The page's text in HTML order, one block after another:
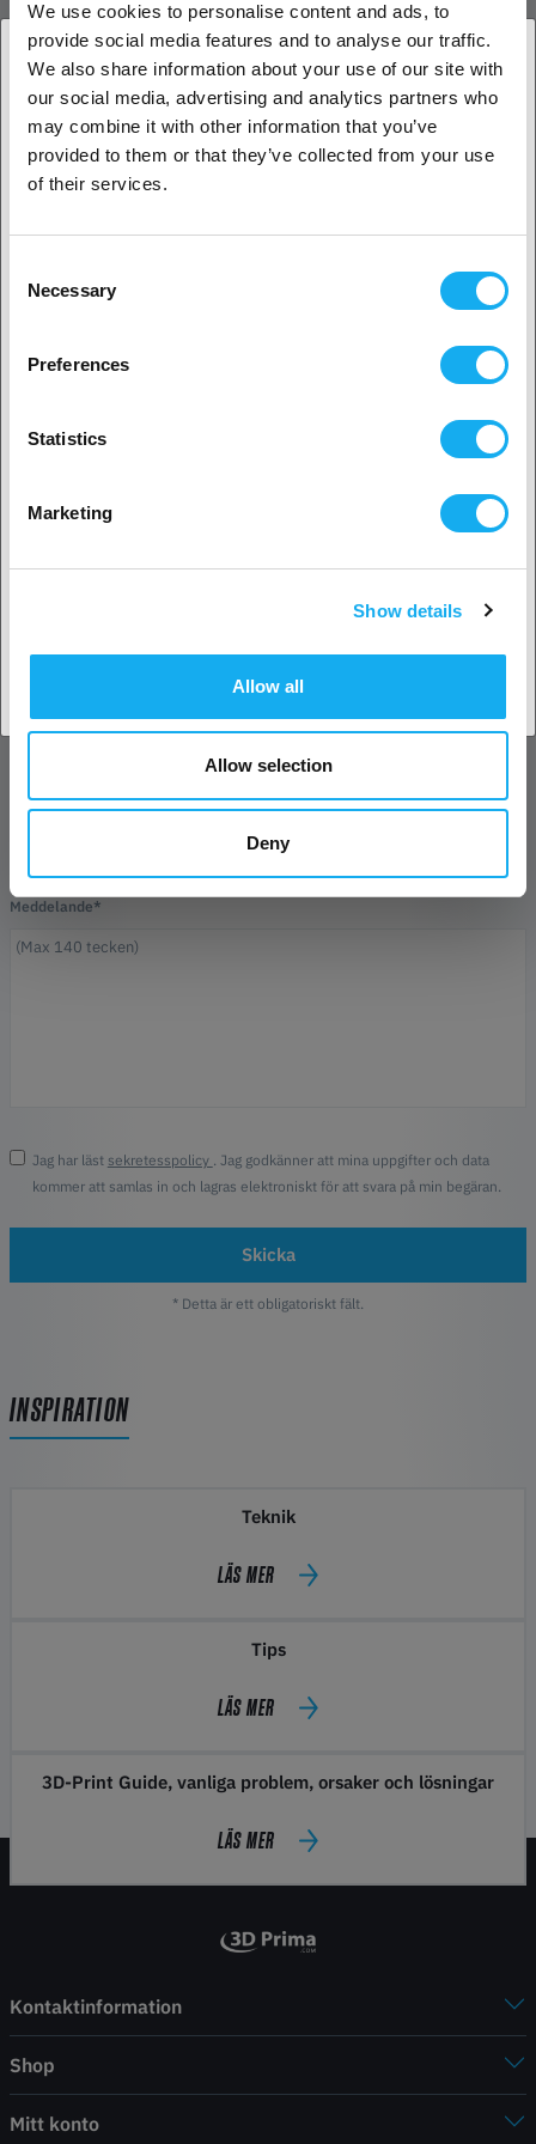
We use cookies to personalise content and ads, to
provide social media features and to analyse our traffic.
We also share information about your use of our site with
our social media, advertising and analytics partners who
may combine it with other information that you’ve
provided to them or that they’ve collected from your use
of their services.
Selection
Necessary
Preferences
Statistics
Marketing
Show details
Allow all
Allow selection
Deny
CreatBot D600 Pro2 PEI‑film är en professionell byggyta för CreatBot
D600 Pro2 med utmärkt vidhäftning, enkel borttagning och en tålig,
RECENSIONER
Artikel
Meddelande*
Jag har läst sekretesspolicy . Jag godkänner att mina uppgifter och data
kommer att samlas in och lagras elektroniskt för att svara på min begäran.
Skicka
* Detta är ett obligatoriskt fält.
INSPIRATION
Teknik
LÄS MER
Tips
LÄS MER
3D-Print Guide, vanliga problem, orsaker och lösningar
LÄS MER
Kontaktinformation
Shop
Mitt konto
1. Är du en företagskund eller en privatkund?
Företagskund
Privat kund